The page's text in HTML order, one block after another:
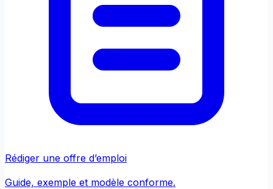
Rédiger une offre d’emploi
Guide, exemple et modèle conforme.